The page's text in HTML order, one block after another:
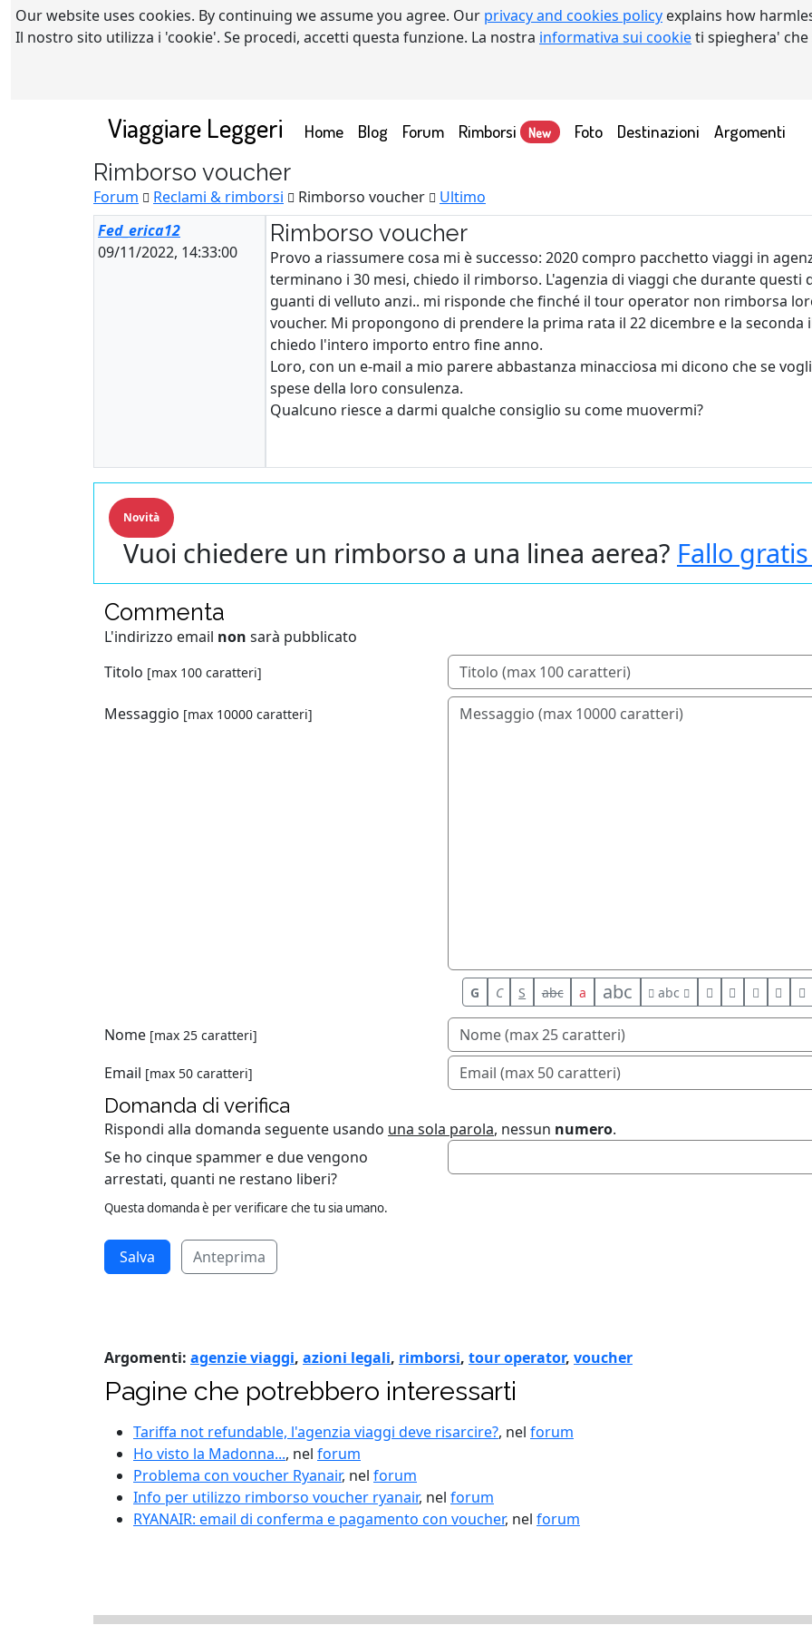
Our website uses cookies. By continuing we assume you agree. Our privacy and cookies policy explains how
Il nostro sito utilizza i 'cookie'. Se procedi, accetti questa funzione. La nostra informativa sui cookieti spieghera'
Viaggiare Leggeri Home(current)
Blog Forum Rimborsi New Foto Destinazioni Argomenti
Rimborso voucher
Forum Reclami & rimborsi Rimborso voucher
Ultimo
Fed_erica12
09/11/2022, 14:33:00
Rimborso voucher
Provo a riassumere cosa mi è successo: 2020 compro pacchetto viaggi in
terminano i 30 mesi, chiedo il rimborso. L'agenzia di viaggi che durante
guanti di velluto anzi.. mi risponde che finché il tour operator non rimborsa
voucher. Mi propongono di prendere la prima rata il 22 dicembre e la
chiedo l'intero importo entro fine anno.
Loro, con un e-mail a mio parere abbastanza minacciosa mi dicono che se
spese della loro consulenza.
Qualcuno riesce a darmi qualche consiglio su come muovermi?
Novità
Vuoi chiedere un rimborso a una linea aerea? Fallo
Commenta
L'indirizzo email non sarà pubblicato
Titolo [max 100 caratteri]
Messaggio [max 10000 caratteri]
G C S abc a abc abc
Nome [max 25 caratteri]
Email [max 50 caratteri]
Domanda di verifica
Rispondi alla domanda seguente usando una sola parola, nessun numero.
Se ho cinque spammer e due vengono
arrestati, quanti ne restano liberi?
Questa domanda è per verificare che tu sia umano.
Anteprima
Argomenti: agenzie viaggi, azioni legali, rimborsi, tour operator, voucher
Pagine che potrebbero interessarti
Tariffa not refundable, l'agenzia viaggi deve risarcire?, nel forum
Ho visto la Madonna..., nel forum
Problema con voucher Ryanair, nel forum
Info per utilizzo rimborso voucher ryanair, nel forum
RYANAIR: email di conferma e pagamento con voucher, nel forum